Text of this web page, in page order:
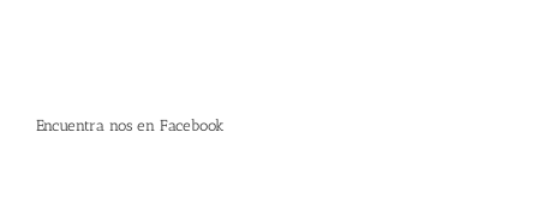
Encuentra nos en Facebook